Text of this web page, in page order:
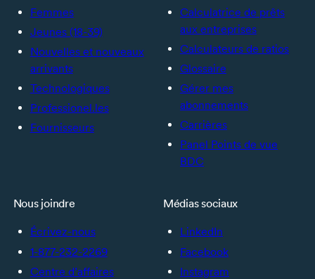
Femmes
Jeunes (18-39)
Nouvelles et nouveaux
arrivants
Technologiques
Professionel.les
Fournisseurs
Calculatrice de prêts
aux entreprises
Calculateurs de ratios
Glossaire
Gérer mes
abonnements
Carrières
Panel Points de vue
BDC
Nous joindre
Écrivez-nous
1-877-232-2269
Centre d’affaires
Médias sociaux
LinkedIn
Facebook
Instagram